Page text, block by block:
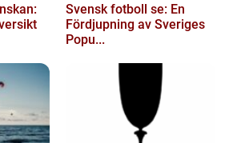
Svensk fotboll se: En
Fördjupning av Sveriges
Popu...